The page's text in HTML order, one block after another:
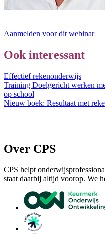
Aanmelden voor dit webinar
Ook interessant
Effectief rekenonderwijs
Training Doelgericht werken
op school
Nieuw boek: Resultaat met
Over CPS
CPS helpt
staat daarbij altijd voorop. We